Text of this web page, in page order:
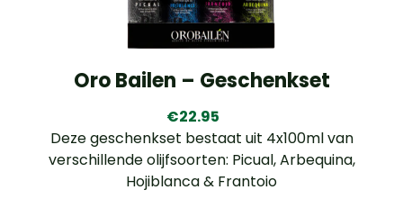
Oro Bailen – Geschenkset
€22.95
Deze geschenkset bestaat uit 4x100ml van
verschillende olijfsoorten: Picual, Arbequina,
Hojiblanca & Frantoio